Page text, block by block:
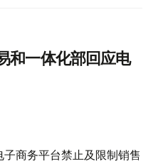
和一体化部回应电
子商务平台禁止及限制销售